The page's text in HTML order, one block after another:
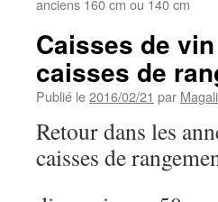
anciens 160 cm ou 140 cm
Caisses de
caisses de
Publié le2016/02/21 par Magali
Retour dans les
caisses de